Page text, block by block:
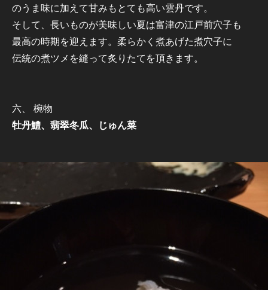
のうま味に加えて甘みもとても高い雲丹です。
そして、長いものが美味しい夏は富津の江戸前穴子も
最高の時期を迎えます。柔らかく煮あげた煮穴子に
伝統の煮ツメを縫って炙りたてを頂きます。
六、 椀物
牡丹鱧、翡翠冬瓜、じゅん菜